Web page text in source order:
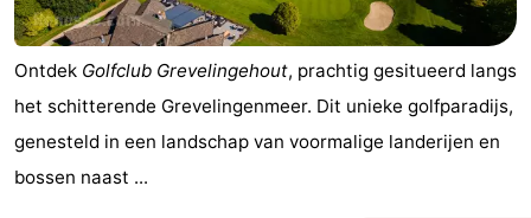
Ontdek Golfclub Grevelingehout, prachtig gesitueerd langs
het schitterende Grevelingenmeer. Dit unieke golfparadijs,
genesteld in een landschap van voormalige landerijen en
bossen naast ...